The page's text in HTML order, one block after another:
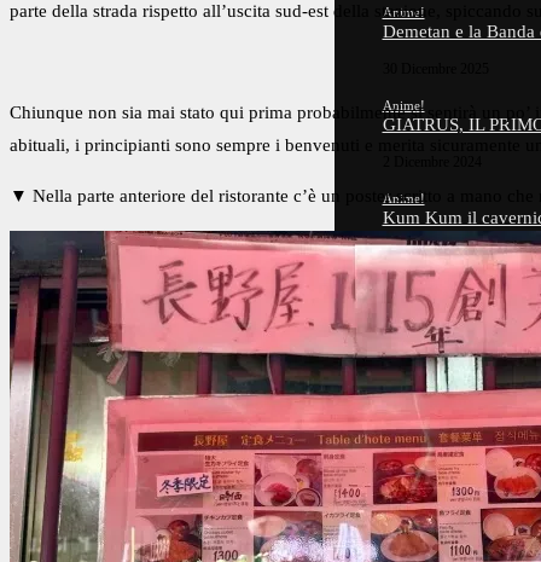
Anime!
Demetan e la
Anime!
GIATRUS, IL
Anime!
Kum Kum il
28 Agosto 2024
Cibo!
Billy : l’unico
8 Luglio 2026
Cibo!
Sprint : storia di un
16 Agosto 2025
Cibo!
PIEDONE (
9 Luglio 2025
parte della strada rispetto all’uscita sud-est della stazione, spiccando
Chiunque non sia mai stato qui prima probabilmente si sentirà un
abituali, i principianti sono sempre i benvenuti e merita sicuramente
▼ Nella parte anteriore del ristorante c’è un poster scritto a mano che